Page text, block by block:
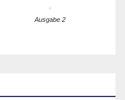
Ausgabe 2